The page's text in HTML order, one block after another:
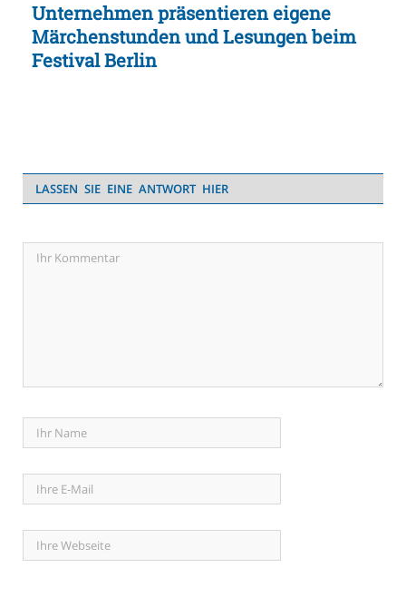
Unternehmen präsentieren eigene
Märchenstunden und Lesungen beim
Festival Berlin
LASSEN SIE EINE ANTWORT HIER